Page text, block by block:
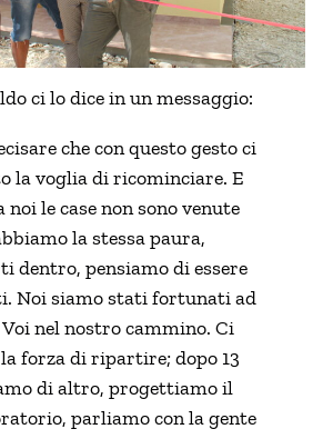
ci lo dice in un messaggio:
che con questo gesto ci
la voglia di ricominciare. E
noi le case non sono venute
la stessa paura,
dentro, pensiamo di essere
Noi siamo stati fortunati ad
nel nostro cammino. Ci
forza di ripartire; dopo 13
di altro, progettiamo il
parliamo con la gente